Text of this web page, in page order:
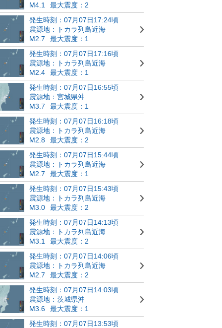
M4.1
最大震度：2
発生時刻：07月07日17:24頃
震源地：トカラ列島近海
M2.7
最大震度：1
発生時刻：07月07日17:16頃
震源地：トカラ列島近海
M2.4
最大震度：1
発生時刻：07月07日16:55頃
震源地：宮城県沖
M3.7
最大震度：1
発生時刻：07月07日16:18頃
震源地：トカラ列島近海
M2.8
最大震度：2
発生時刻：07月07日15:44頃
震源地：トカラ列島近海
M2.7
最大震度：1
発生時刻：07月07日15:43頃
震源地：トカラ列島近海
M3.0
最大震度：2
発生時刻：07月07日14:13頃
震源地：トカラ列島近海
M3.1
最大震度：2
発生時刻：07月07日14:06頃
震源地：トカラ列島近海
M2.7
最大震度：2
発生時刻：07月07日14:03頃
震源地：茨城県沖
M3.6
最大震度：1
発生時刻：07月07日13:53頃